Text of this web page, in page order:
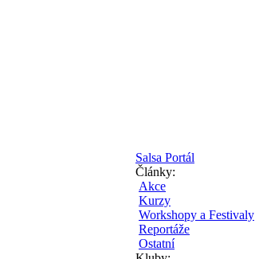
Salsa Portál
Články:
Akce
Kurzy
Workshopy a Festivaly
Reportáže
Ostatní